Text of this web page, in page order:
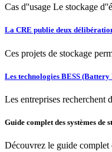
Cas d''usage Le stockage
La CRE publie deux
Ces projets de stockage
Les technologies BESS
Les entreprises recherchent
Guide complet des systèmes
Découvrez le guide complet